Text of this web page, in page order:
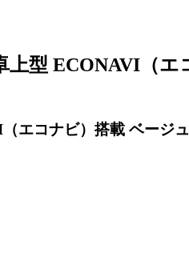
型 ECONAVI（
エコナビ）搭載 ベー